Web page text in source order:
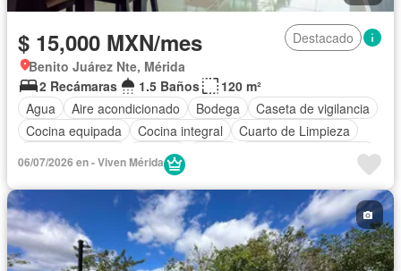
$ 15,000 MXN/mes
Destacado
Benito Juárez Nte, Mérida
2 Recámaras
1.5 Baños
120 m²
Agua
Aire acondicionado Bodega
Caseta de vigilancia
Cocina equipada
Cocina integral
Cuarto de Limpieza
Internet
Recámara con closet
Completamente amueblado
06/07/2026 en - Viven Mérida